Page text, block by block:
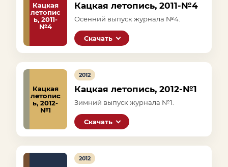
Кацкая
летопис
ь, 2011-
№4
Кацкая летопись, 2011-№4
Осенний выпуск журнала №4.
Скачать
Кацкая
летопис
ь, 2012-
№1
2012
Кацкая летопись, 2012-№1
Зимний выпуск журнала №1.
Скачать
2012